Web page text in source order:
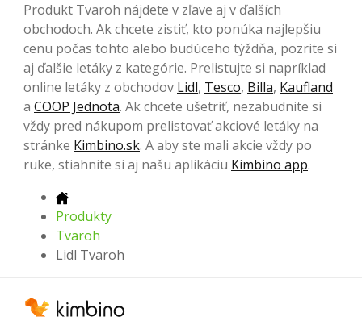
Produkt Tvaroh nájdete v zľave aj v ďalších
obchodoch. Ak chcete zistiť, kto ponúka najlepšiu
cenu počas tohto alebo budúceho týždňa, pozrite si
aj ďalšie letáky z kategórie. Prelistujte si napríklad
online letáky z obchodov Lidl, Tesco, Billa, Kaufland
a COOP Jednota. Ak chcete ušetriť, nezabudnite si
vždy pred nákupom prelistovať akciové letáky na
stránke Kimbino.sk. A aby ste mali akcie vždy po
ruke, stiahnite si aj našu aplikáciu Kimbino app.
Produkty
Tvaroh
Lidl Tvaroh